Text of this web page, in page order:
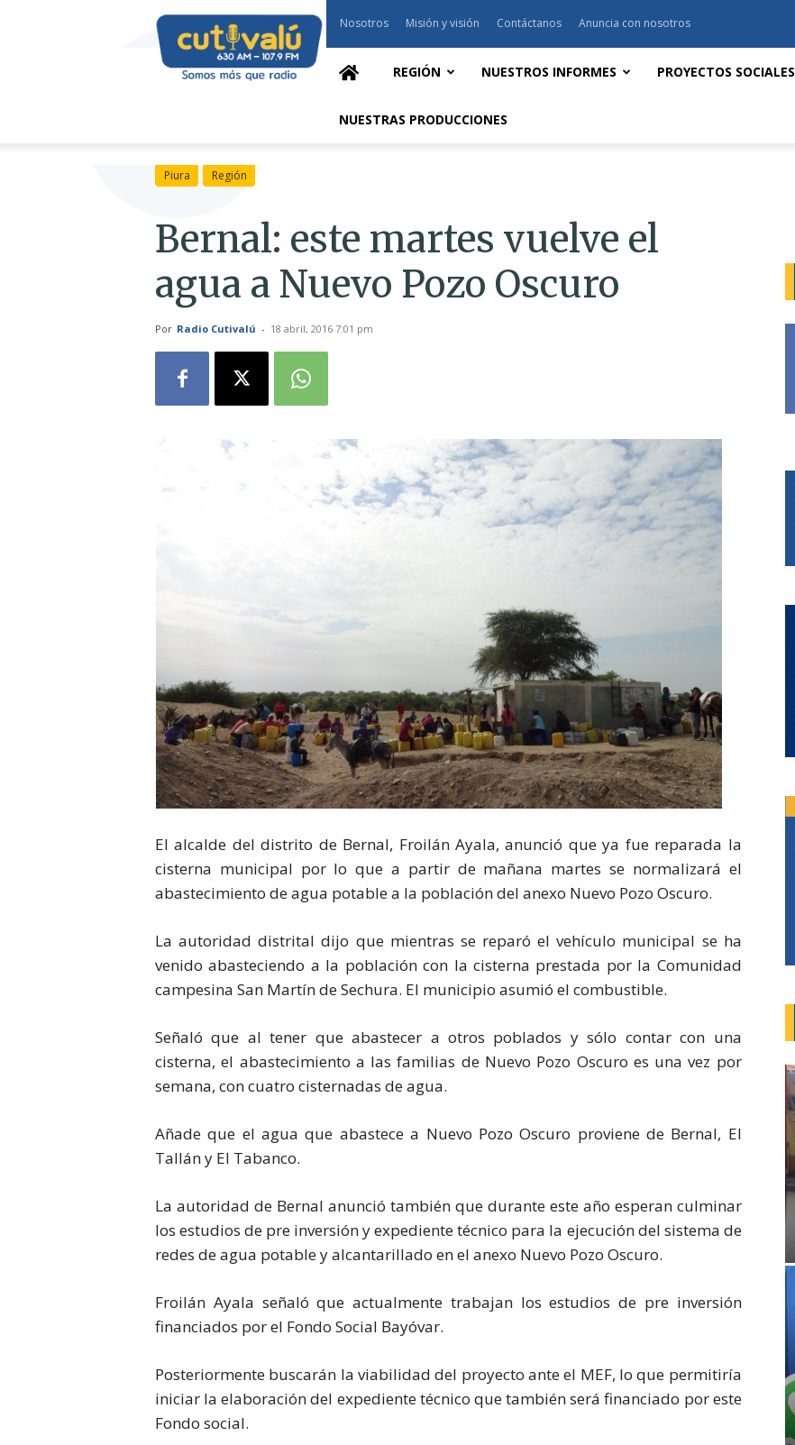
Cutivalú
Piura
Nosotros Misión y visión Contáctanos Anuncia con nosotros
REGIÓN NUESTROS INFORMES PROYECTOS SOCIALES
NUESTRAS PRODUCCIONES
Piura Región
Bernal: este martes vuelve el
agua a Nuevo Pozo Oscuro
Por Radio Cutivalú - 18 abril, 2016 7:01 pm
El alcalde del distrito de Bernal, Froilán Ayala, anunció que ya fue reparada la
cisterna municipal por lo que a partir de mañana martes se normalizará el
abastecimiento de agua potable a la población del anexo Nuevo Pozo Oscuro.
La autoridad distrital dijo que mientras se reparó el vehículo municipal se ha
venido abasteciendo a la población con la cisterna prestada por la Comunidad
campesina San Martín de Sechura. El municipio asumió el combustible.
Señaló que al tener que abastecer a otros poblados y sólo contar con una
cisterna, el abastecimiento a las familias de Nuevo Pozo Oscuro es una vez por
semana, con cuatro cisternadas de agua.
Añade que el agua que abastece a Nuevo Pozo Oscuro proviene de Bernal, El
Tallán y El Tabanco.
La autoridad de Bernal anunció también que durante este año esperan culminar
los estudios de pre inversión y expediente técnico para la ejecución del sistema de
redes de agua potable y alcantarillado en el anexo Nuevo Pozo Oscuro.
Froilán Ayala señaló que actualmente trabajan los estudios de pre inversión
financiados por el Fondo Social Bayóvar.
Posteriormente buscarán la viabilidad del proyecto ante el MEF, lo que permitiría
iniciar la elaboración del expediente técnico que también será financiado por este
Fondo social.